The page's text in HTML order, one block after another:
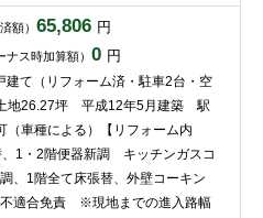
額） 65,806 円
ナス時加算額） 0 円
建て（リフォーム済・駐車2台・空
地26.27坪 平成12年5月建築 駅
（車種による）【リフォーム内
1・2階便器新調 キッチンガスコ
、1階全て床張替、外壁コーキン
適合免責 ※現地までの進入路幅